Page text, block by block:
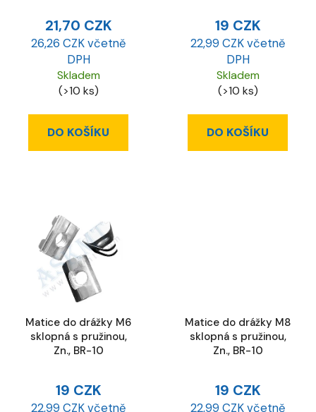
21,70 CZK
26,26 CZK včetně
DPH
Skladem
(>10 ks)
DO KOŠÍKU
19 CZK
22,99 CZK včetně
DPH
Skladem
(>10 ks)
DO KOŠÍKU
Matice do drážky M6
sklopná s pružinou,
Zn., BR-10
19 CZK
22,99 CZK včetně
Matice do drážky M8
sklopná s pružinou,
Zn., BR-10
19 CZK
22,99 CZK včetně